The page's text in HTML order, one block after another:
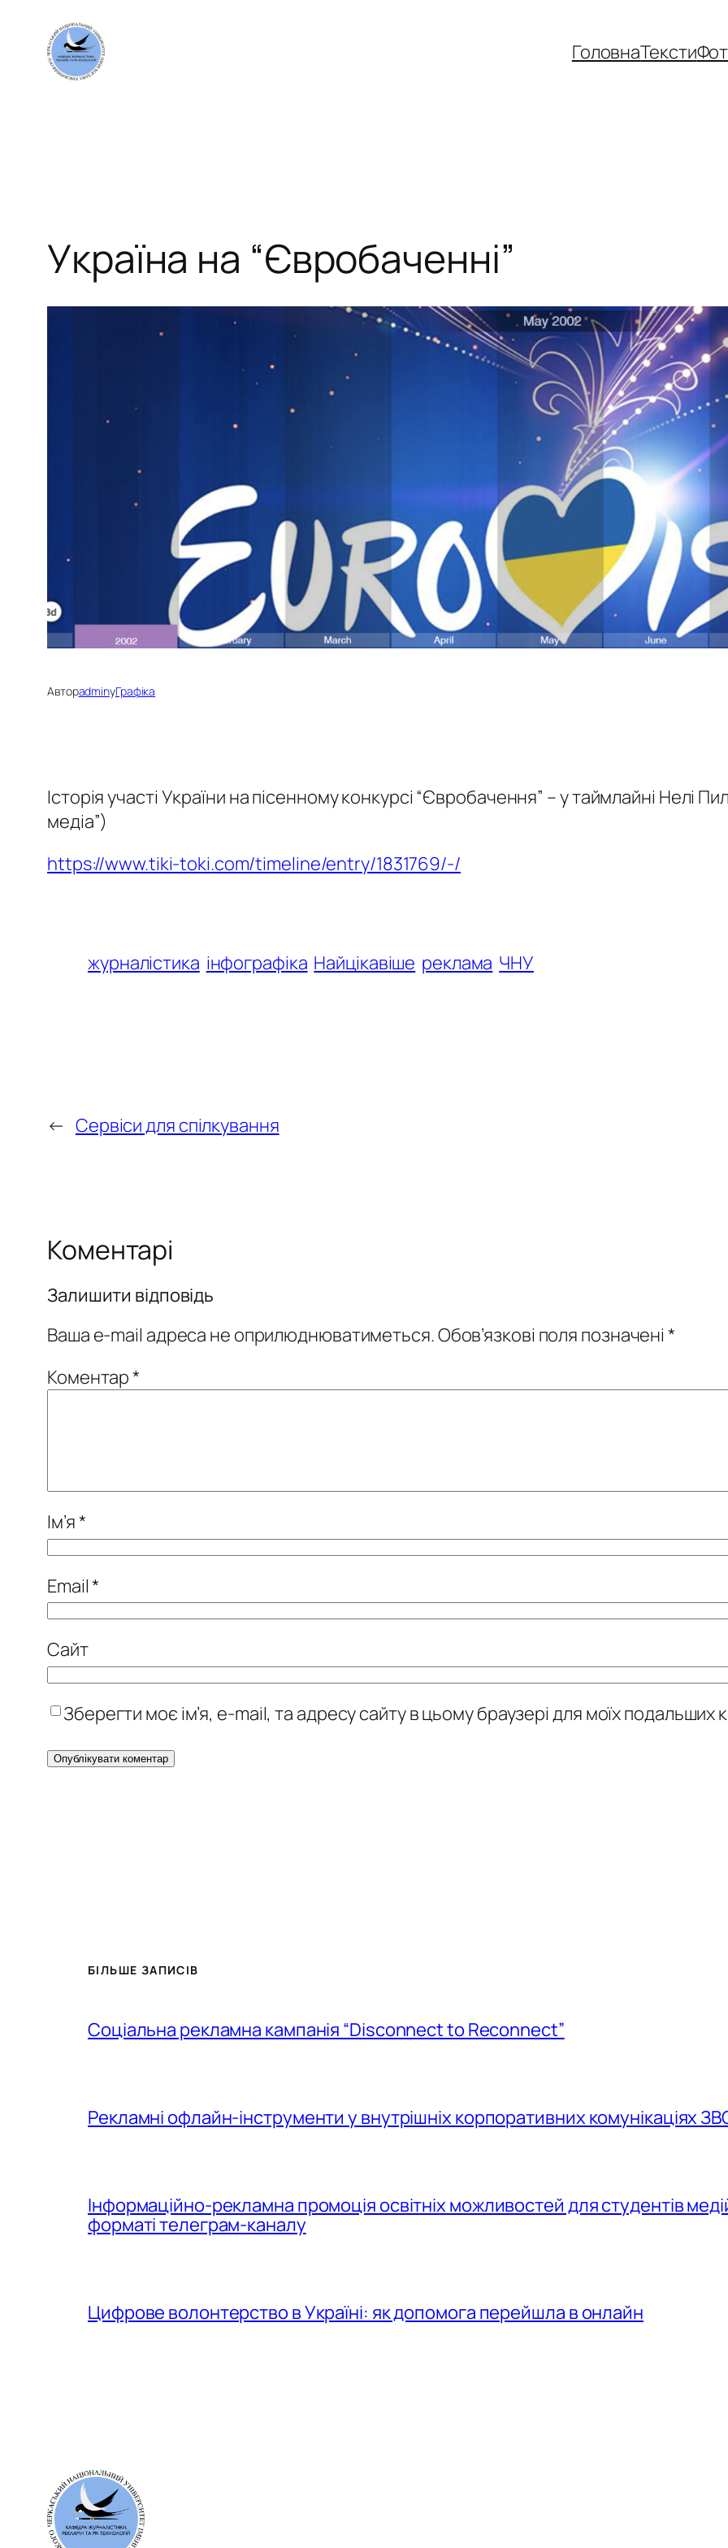
Перейти
вмісту
ГоловнаТексти
Україна на “Євробаченні”
АвторadminуГрафіка
Історія участі України на пісенному конкурсі “Євробачення” – у таймлайні Нелі
медіа”)
https://www.tiki-toki.com/timeline/entry/1831769/-/
журналістика інфографіка Найцікавіше реклама ЧНУ
← Сервіси для спілкування
Коментарі
Залишити відповідь
Ваша e-mail адреса не оприлюднюватиметься.Обов’язкові поля позначені*
Коментар*
Ім’я*
Email*
Сайт
Зберегти моє ім’я, e-mail, та адресу сайту в цьому браузері для моїх подальших
БІЛЬШЕ ЗАПИСІВ
Соціальна рекламна кампанія “Disconnect to Reconnect”
Рекламні офлайн-інструменти у внутрішніх корпоративних комунікаціях
Інформаційно-рекламна промоція освітніх можливостей для студентів
форматі телеграм-каналу
Цифрове волонтерство в Україні: як допомога перейшла в онлайн